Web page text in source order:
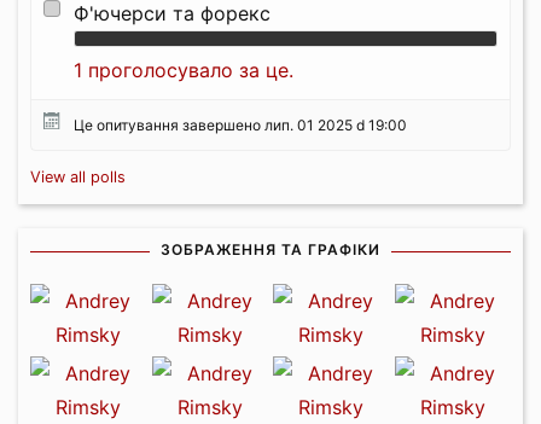
Ф'ючерси та форекс
1 проголосувало за це.
Це опитування завершено лип. 01 2025 d 19:00
View all polls
ЗОБРАЖЕННЯ ТА ГРАФІКИ